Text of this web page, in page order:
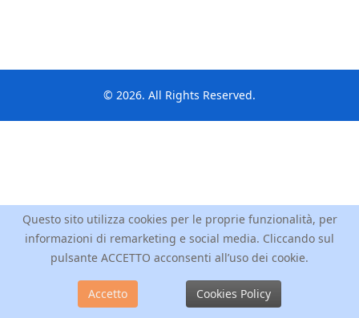
© 2026. All Rights Reserved.
Questo sito utilizza cookies per le proprie funzionalità, per
informazioni di remarketing e social media. Cliccando sul
pulsante ACCETTO acconsenti all’uso dei cookie.
Accetto Cookies Policy